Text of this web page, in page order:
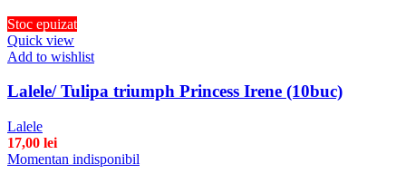
Stoc epuizat
Quick view
Add to wishlist
Lalele/ Tulipa triumph Princess Irene (10buc)
Lalele
17,00 lei
Momentan indisponibil